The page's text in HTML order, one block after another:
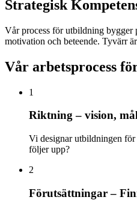
Strategisk
Vår process för utbildning bygger
motivation och beteende. Tyvärr
Vår arbetsprocess
1
Riktning – vision,
Vi designar utbildningen
följer upp?
2
Förutsättningar –